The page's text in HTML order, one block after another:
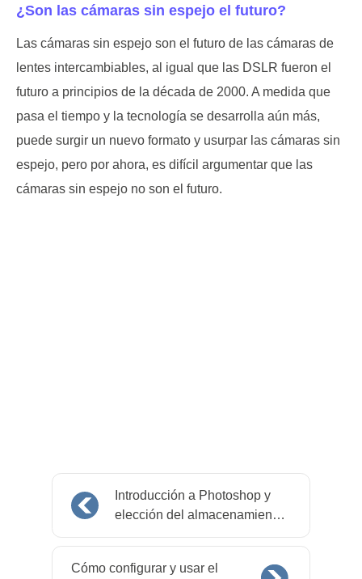
¿Son las cámaras sin espejo el futuro?
Las cámaras sin espejo son el futuro de las cámaras de
lentes intercambiables, al igual que las DSLR fueron el
futuro a principios de la década de 2000. A medida que
pasa el tiempo y la tecnología se desarrolla aún más,
puede surgir un nuevo formato y usurpar las cámaras sin
espejo, pero por ahora, es difícil argumentar que las
cámaras sin espejo no son el futuro.
Introducción a Photoshop y
elección del almacenamiento
de fotos adecuado
Cómo configurar y usar el